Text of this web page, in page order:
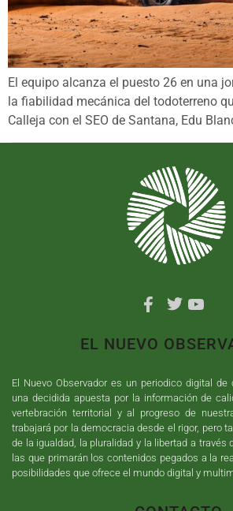
El equipo alcanza el puesto 26 en una
la fiabilidad mecánica del todoterreno
Calleja con el SEO de Santana, Edu
EL NUEVO
El Nuevo Observador es un periodico digital de
una decidida apuesta por la información de
vertebración territorial y al progreso de
trabajará por la democracia desde el rigor, pero
de la igualdad, la pluralidad y la libertad a través
las que primarán los contenidos pegados a la
posibilidades que ofrece el mundo digital y